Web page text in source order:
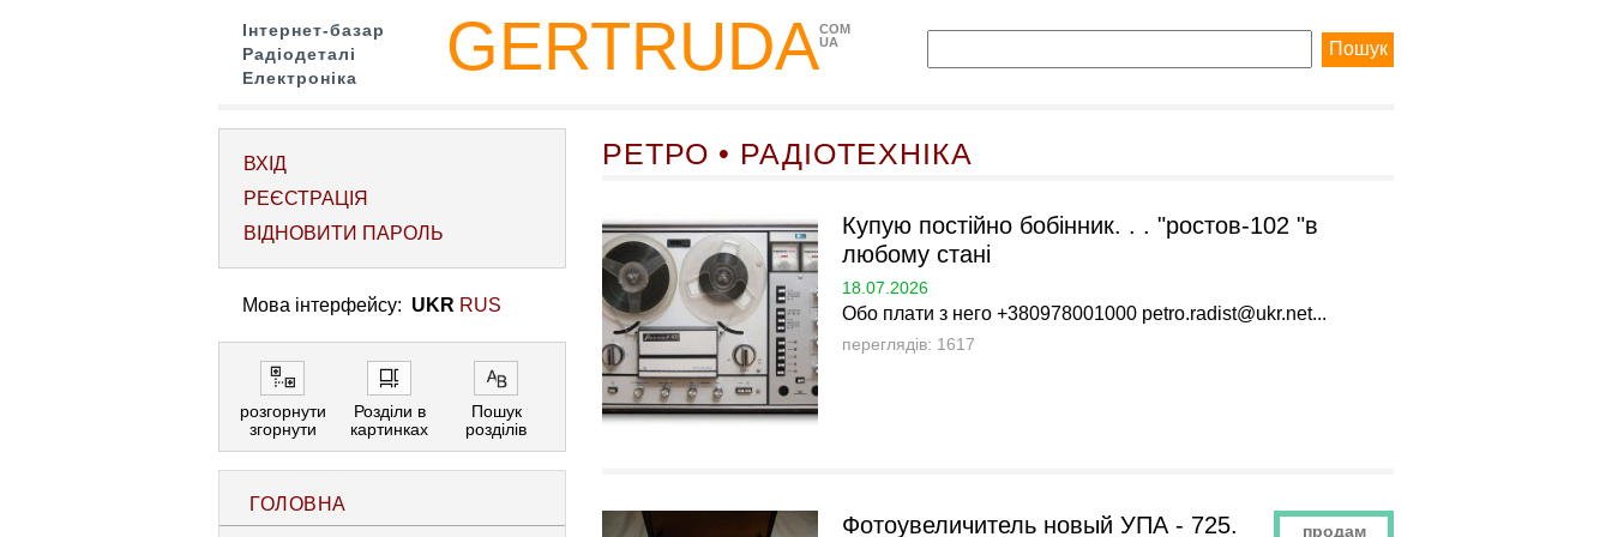
Інтернет-базар
Радіодеталі
Електроніка
GERTRUDACOM
UA
ВХІД
РЕЄСТРАЦІЯ
ВІДНОВИТИ ПАРОЛЬ
Мова інтерфейсу: UKR RUS
розгорнути
згорнути
Розділи в
картинках
Пошук
розділів
ГОЛОВНА
РЕТРО • РАДІОТЕХНІКА
Купую постiйно бобiнник. . . "ростов-102 "в
любому станi
18.07.2026
Обо плати з него +380978001000 petro.radist@ukr.net...
переглядів: 1617
продам
Фотоувеличитель новый УПА - 725.